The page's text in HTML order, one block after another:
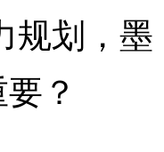
规划，墨
？